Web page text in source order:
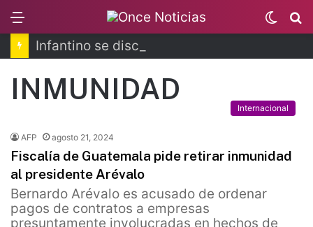
Switch
skin
INMUNIDAD
Internacional
AFP agosto 21, 2024
Fiscalía de Guatemala pide retirar inmunidad
al presidente Arévalo
Bernardo Arévalo es acusado de ordenar
pagos de contratos a empresas
presuntamente involucradas en hechos de